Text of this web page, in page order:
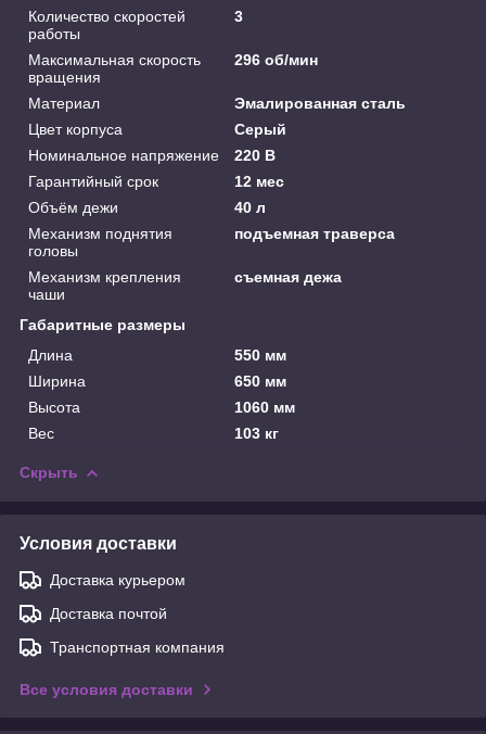
Количество скоростей
работы
3
Максимальная скорость
вращения
296 об/мин
Материал
Эмалированная сталь
Цвет корпуса
Серый
Номинальное напряжение
220 В
Гарантийный срок
12 мес
Объём дежи
40 л
Механизм поднятия
головы
подъемная траверса
Механизм крепления
чаши
съемная дежа
Габаритные размеры
Длина
550 мм
Ширина
650 мм
Высота
1060 мм
Вес
103 кг
Скрыть
Условия доставки
Доставка курьером
Доставка почтой
Транспортная компания
Все условия доставки